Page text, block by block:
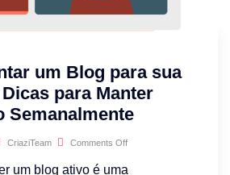
um Blog para sua
para Manter
Semanalmente
CriaziTeam Comments Off
um blog ativo é uma